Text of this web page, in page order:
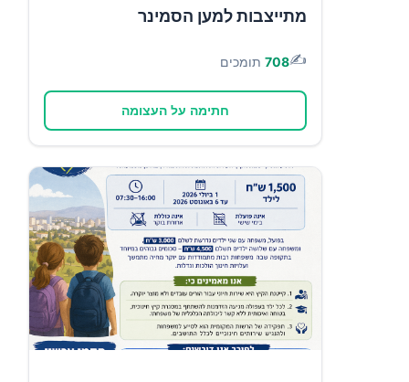
מתייצבות למען הסמינר
✍️
708 תומכים
חתימה על העצומה